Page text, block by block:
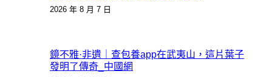
2026 年 8 月 7 日
鏡不雅·非遺｜查包養app在武夷山，這片葉子
發明了傳奇_中國網